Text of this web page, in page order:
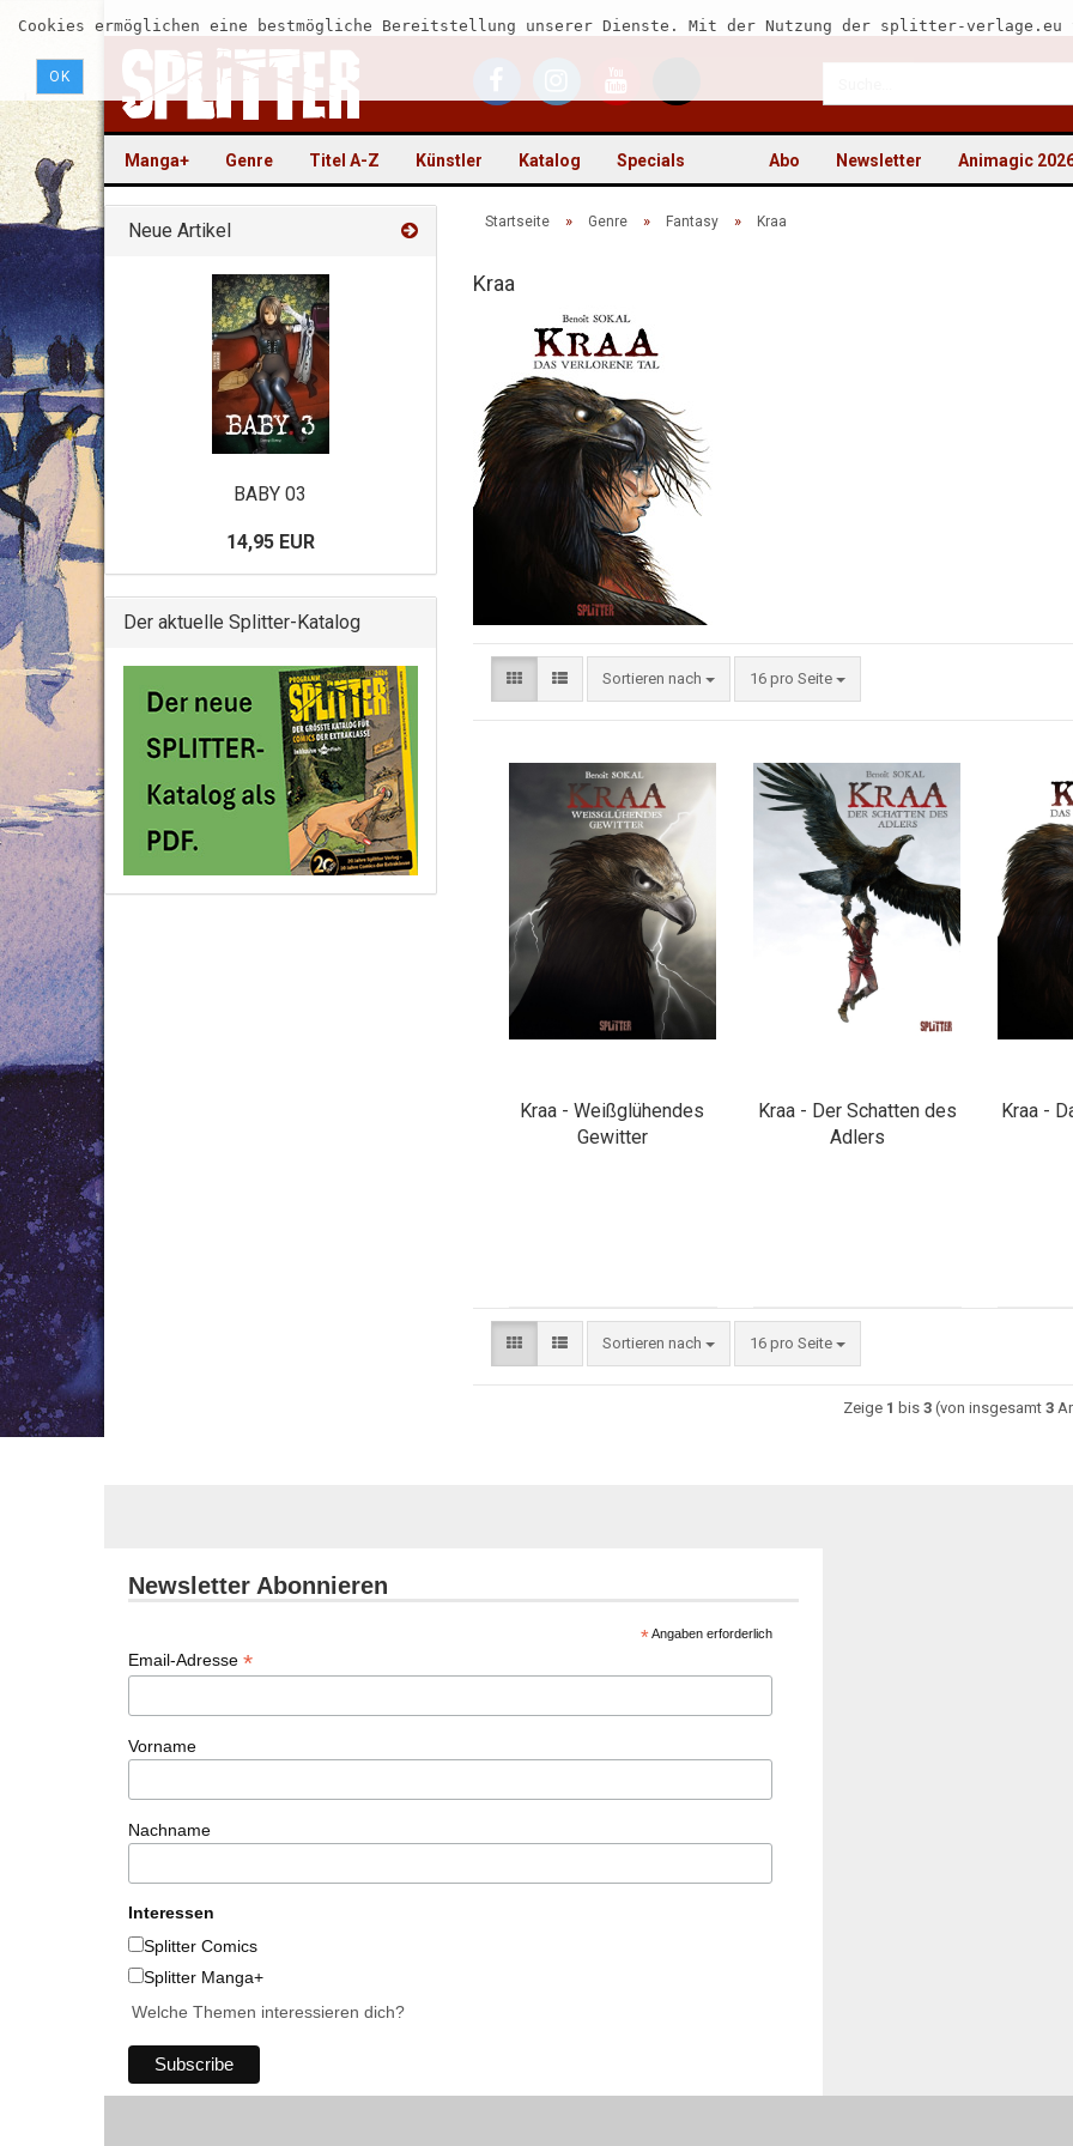
Cookies ermöglichen eine bestmögliche Bereitstellung unserer Dienste. Mit der Nutzung der splitter-
OK
Manga+ Genre Titel A-Z Künstler Katalog Specials Animagic
Newsletter
Abo
Startseite » Genre » Fantasy » Kraa
Kraa
Sortieren nach 16 pro Seite
Kraa - Weißglühendes
Gewitter
Kraa - Der Schatten des
Adlers
Kraa -
Sortieren nach 16 pro Seite
Zeige 1 bis3 (von insgesamt3
Neue Artikel
BABY 03
14,95 EUR
Der aktuelle Splitter-Katalog
Newsletter Abonnieren
*Angaben erforderlich
Email-Adresse *
Vorname
Nachname
Interessen
Splitter Comics
Splitter Manga+
Welche Themen interessieren dich?